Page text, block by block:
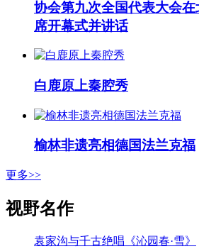
协会第九次全国代表大会
席开幕式并讲话
白鹿原上秦腔秀
榆林非遗亮相德国法兰克福
更多>>
视野名作
袁家沟与千古绝唱《沁园春·雪》